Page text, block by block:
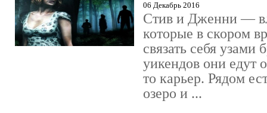
06 Декабрь 2016
Стив и Дженни —
которые в скором
связать себя узами
уикендов они едут
то карьер. Рядом
озеро и ...